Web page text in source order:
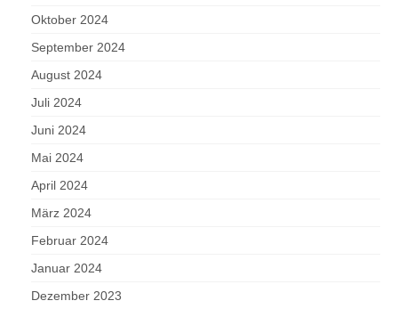
Oktober 2024
September 2024
August 2024
Juli 2024
Juni 2024
Mai 2024
April 2024
März 2024
Februar 2024
Januar 2024
Dezember 2023